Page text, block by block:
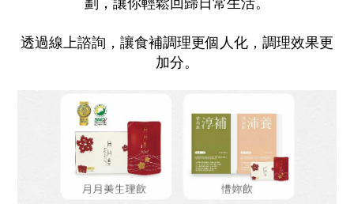
透過線上諮詢，讓食補調理更個人化，調理效果更
加分。